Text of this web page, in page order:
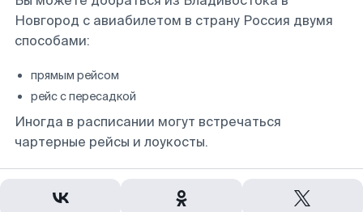
Новгород с авиабилетом в страну Россия двумя
способами:
прямым рейсом
рейс с пересадкой
Иногда в расписании могут встречаться
чартерные рейсы и лоукосты.